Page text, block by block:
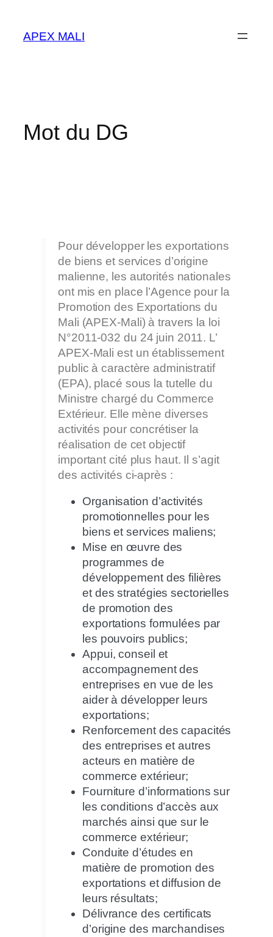
APEX MALI
Mot du DG
Pour développer les exportations
de biens et services d’origine
malienne, les autorités nationales
ont mis en place l’Agence pour la
Promotion des Exportations du
Mali (APEX-Mali) à travers la loi
N°2011-032 du 24 juin 2011. L’
APEX-Mali est un établissement
public à caractère administratif
(EPA), placé sous la tutelle du
Ministre chargé du Commerce
Extérieur. Elle mène diverses
activités pour concrétiser la
réalisation de cet objectif
important cité plus haut. Il s’agit
des activités ci-après :
Organisation d’activités
promotionnelles pour les
biens et services maliens;
Mise en œuvre des
programmes de
développement des filières
et des stratégies sectorielles
de promotion des
exportations formulées par
les pouvoirs publics;
Appui, conseil et
accompagnement des
entreprises en vue de les
aider à développer leurs
exportations;
Renforcement des capacités
des entreprises et autres
acteurs en matière de
commerce extérieur;
Fourniture d’informations sur
les conditions d’accès aux
marchés ainsi que sur le
commerce extérieur;
Conduite d’études en
matière de promotion des
exportations et diffusion de
leurs résultats;
Délivrance des certificats
d’origine des marchandises